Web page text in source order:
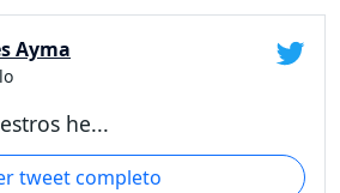
Ayma
he...
tweet completo